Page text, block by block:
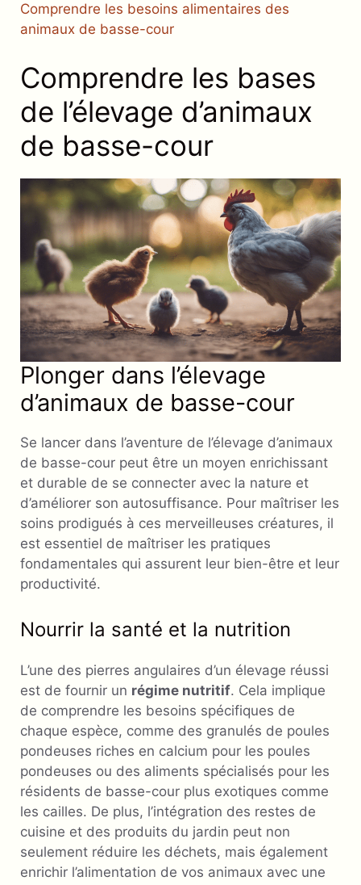
Comprendre les besoins alimentaires des
animaux de basse-cour
Comprendre les bases
de l’élevage d’animaux
de basse-cour
Plonger dans l’élevage
d’animaux de basse-cour
Se lancer dans l’aventure de l’élevage d’animaux
de basse-cour peut être un moyen enrichissant
et durable de se connecter avec la nature et
d’améliorer son autosuffisance. Pour maîtriser les
soins prodigués à ces merveilleuses créatures, il
est essentiel de maîtriser les pratiques
fondamentales qui assurent leur bien-être et leur
productivité.
Nourrir la santé et la nutrition
L’une des pierres angulaires d’un élevage réussi
est de fournir un régime nutritif. Cela implique
de comprendre les besoins spécifiques de
chaque espèce, comme des granulés de poules
pondeuses riches en calcium pour les poules
pondeuses ou des aliments spécialisés pour les
résidents de basse-cour plus exotiques comme
les cailles. De plus, l’intégration des restes de
cuisine et des produits du jardin peut non
seulement réduire les déchets, mais également
enrichir l’alimentation de vos animaux avec une